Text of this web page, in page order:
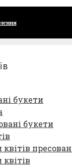
букети
букети
квітів
квітів